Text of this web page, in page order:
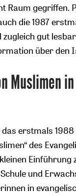
Raum gegriffen.
die 1987
gut
über den
Muslimen
erstmals
des
und
in